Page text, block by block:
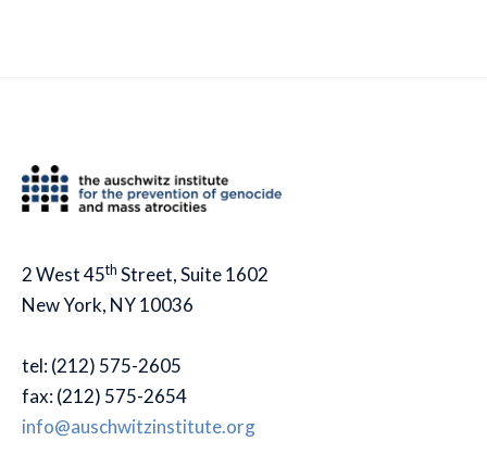
2 West 45th Street, Suite 1602
New York, NY 10036
tel: (212) 575-2605
fax: (212) 575-2654
info@auschwitzinstitute.org